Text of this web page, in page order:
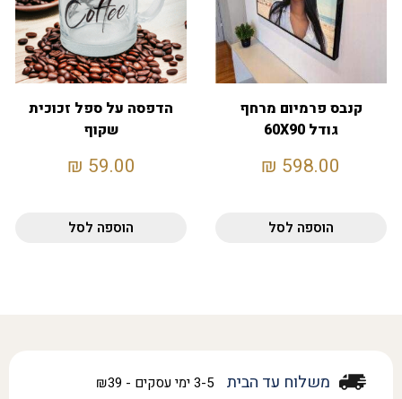
קנבס פרמיום מרחף
גודל 60X90
598.00
₪
הוספה לסל
הדפסה על ספל זכוכית
שקוף
59.00
₪
הוספה לסל
משלוח עד הבית 3-5 ימי עסקים - ₪39